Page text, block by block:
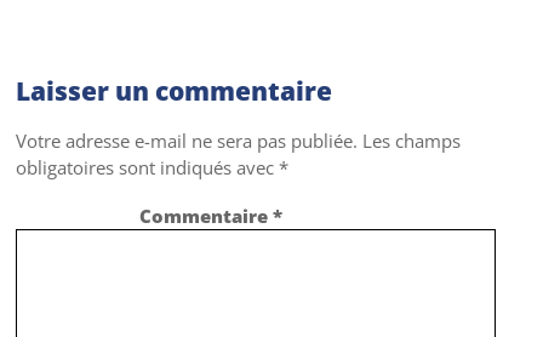
Laisser un commentaire
Votre adresse e-mail ne sera pas publiée. Les champs
obligatoires sont indiqués avec*
Commentaire*